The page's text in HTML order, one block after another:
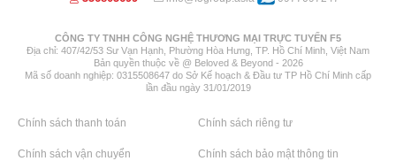
CÔNG TY TNHH CÔNG NGHỆ THƯƠNG MẠI TRỰC TUYẾN F5
Địa chỉ: 407/42/53 Sư Vạn Hạnh, Phường Hòa Hưng, TP. Hồ Chí Minh, Việt Nam
Bản quyền thuộc về @ Beloved & Beyond - 2026
Mã số doanh nghiệp: 0315508647 do Sở Kế hoạch & Đầu tư TP Hồ Chí Minh cấp
lần đầu ngày 31/01/2019
Chính sách thanh toán Chính sách riêng tư
Chính sách vận chuyển Chính sách bảo mật thông tin